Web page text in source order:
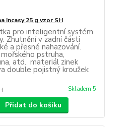
Incasy 25 g vzor SH
pro inteligentní systém
Zhutnění v zadní části
a přesné nahazování.
pstruha,
atd. materiál zinek
double pojistný kroužek
Skladem 5
Přidat do košíku